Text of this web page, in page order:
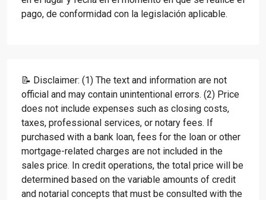
pago, de conformidad con la legislación aplicable.
📝 Disclaimer: (1) The text and information are not
official and may contain unintentional errors. (2) Price
does not include expenses such as closing costs,
taxes, professional services, or notary fees. If
purchased with a bank loan, fees for the loan or other
mortgage-related charges are not included in the
sales price. In credit operations, the total price will be
determined based on the variable amounts of credit
and notarial concepts that must be consulted with the